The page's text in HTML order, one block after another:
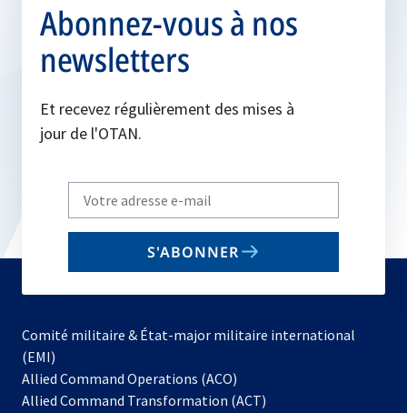
Abonnez-vous à nos
newsletters
Et recevez régulièrement des mises à
jour de l'OTAN.
Write
your
email
S'ABONNER
Comité militaire & État-major militaire international
(EMI)
Allied Command Operations (ACO)
dans
Allied Command Transformation (ACT)